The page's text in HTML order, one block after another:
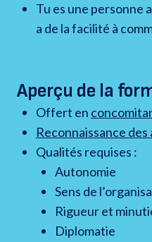
Tu es une personne
a de la facilité à
Aperçu de la
Offert en
Reconnaissance
Qualités requises :
Autonomie
Sens de
Rigueur et
Diplomatie